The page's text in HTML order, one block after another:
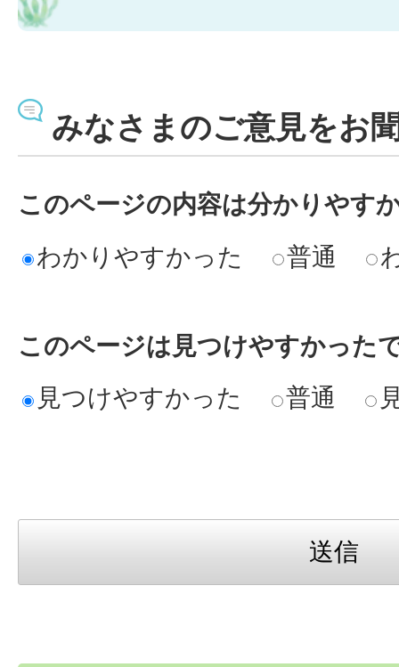
みなさまのご意見をお
このページの内容は分かりやす
わかりやすかった
普通
このページは見つけやすかった
見つけやすかった
普通